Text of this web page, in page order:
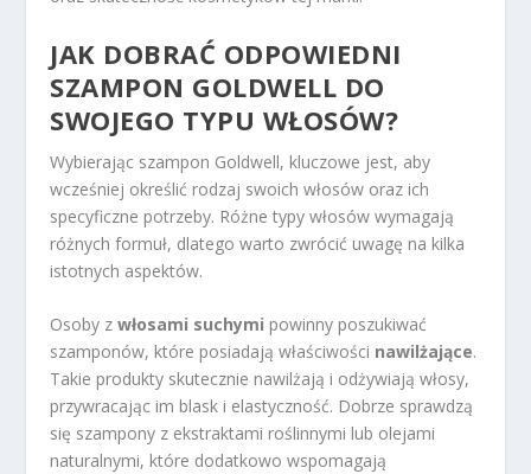
JAK DOBRAĆ ODPOWIEDNI
SZAMPON GOLDWELL DO
SWOJEGO TYPU WŁOSÓW?
Wybierając szampon Goldwell, kluczowe jest, aby
wcześniej określić rodzaj swoich włosów oraz ich
specyficzne potrzeby. Różne typy włosów wymagają
różnych formuł, dlatego warto zwrócić uwagę na kilka
istotnych aspektów.
Osoby zwłosami suchymi powinny poszukiwać
szamponów, które posiadają właściwości nawilżające.
Takie produkty skutecznie nawilżają i odżywiają włosy,
przywracając im blask i elastyczność. Dobrze sprawdzą
się szampony z ekstraktami roślinnymi lub olejami
naturalnymi, które dodatkowo wspomagają